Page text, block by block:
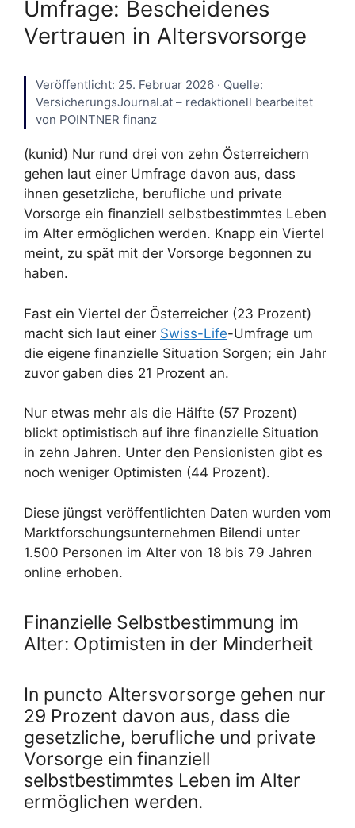
Umfrage: Bescheidenes
Vertrauen in Altersvorsorge
Veröffentlicht: 25. Februar 2026 · Quelle:
VersicherungsJournal.at – redaktionell bearbeitet
von POINTNER finanz
(kunid) Nur rund drei von zehn Österreichern
gehen laut einer Umfrage davon aus, dass
ihnen gesetzliche, berufliche und private
Vorsorge ein finanziell selbstbestimmtes Leben
im Alter ermöglichen werden. Knapp ein Viertel
meint, zu spät mit der Vorsorge begonnen zu
haben.
Fast ein Viertel der Österreicher (23 Prozent)
macht sich laut einer Swiss-Life-Umfrage um
die eigene finanzielle Situation Sorgen; ein Jahr
zuvor gaben dies 21 Prozent an.
Nur etwas mehr als die Hälfte (57 Prozent)
blickt optimistisch auf ihre finanzielle Situation
in zehn Jahren. Unter den Pensionisten gibt es
noch weniger Optimisten (44 Prozent).
Diese jüngst veröffentlichten Daten wurden vom
Marktforschungsunternehmen Bilendi unter
1.500 Personen im Alter von 18 bis 79 Jahren
online erhoben.
Finanzielle Selbstbestimmung im
Alter: Optimisten in der Minderheit
In puncto Altersvorsorge gehen nur
29 Prozent davon aus, dass die
gesetzliche, berufliche und private
Vorsorge ein finanziell
selbstbestimmtes Leben im Alter
ermöglichen werden.